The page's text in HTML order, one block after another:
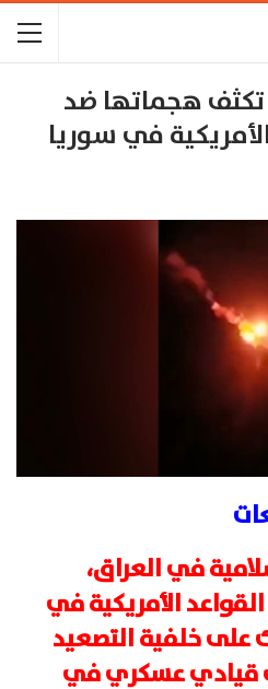
تكثف هجماتها ضد
في سوريا
في العراق،
الأمريكية في
على خلفية التصعيد
قيادي عسكري في